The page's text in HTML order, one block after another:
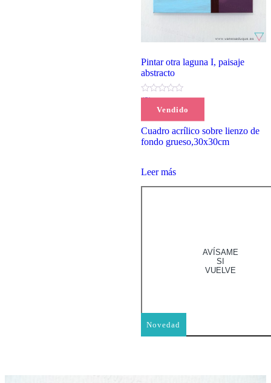
Novedad
Vendido
Pintar otra laguna I, paisaje
abstracto
(0)
90,00€
Cuadro acrílico sobre lienzo de
fondo grueso,30x30cm
Leer más
AVÍSAME
SI
VUELVE